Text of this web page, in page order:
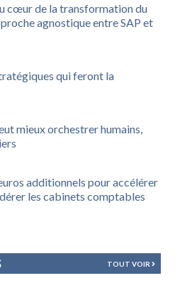
cœur de la transformation du
agnostique entre SAP et
qui feront la
mieux orchestrer humains,
additionnels pour accélérer
les cabinets comptables
TOUT VOIR